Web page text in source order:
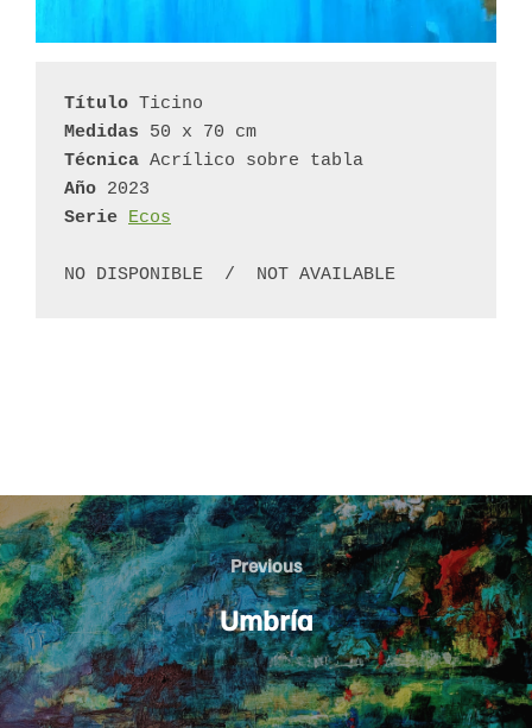
Título Ticino
Medidas 50 x 70 cm
Técnica Acrílico sobre tabla
Año 2023
Serie Ecos
NO DISPONIBLE  /  NOT AVAILABLE
Post
navigation
Previous
Previous
Umbría